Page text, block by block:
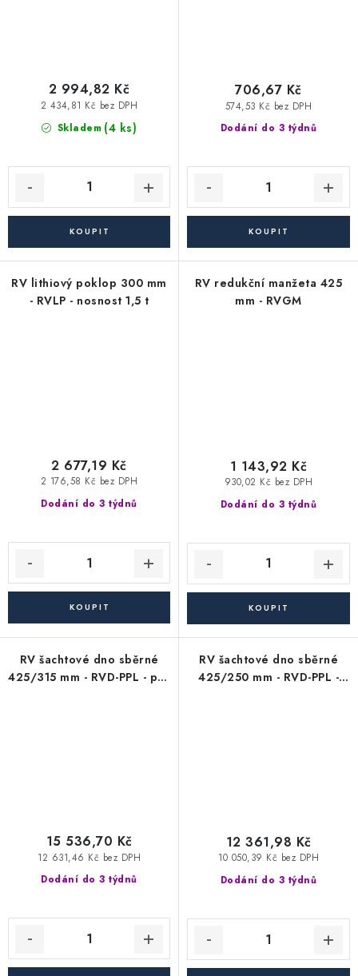
Skladem (4 ks)
2 434,81 Kč bez DPH
2 994,82 Kč
Dodání do 3 týdnů
574,53 Kč bez DPH
706,67 Kč
RV lithiový poklop 300 mm
- RVLP - nosnost 1,5 t
Dodání do 3 týdnů
2 176,58 Kč bez DPH
2 677,19 Kč
RV redukční manžeta 425
mm - RVGM
Dodání do 3 týdnů
930,02 Kč bez DPH
1 143,92 Kč
RV šachtové dno sběrné
425/315 mm - RVD-PPL - pro
Dodání do 3 týdnů
12 631,46 Kč bez DPH
15 536,70 Kč
RV šachtové dno sběrné
425/250 mm - RVD-PPL -
Dodání do 3 týdnů
10 050,39 Kč bez DPH
12 361,98 Kč